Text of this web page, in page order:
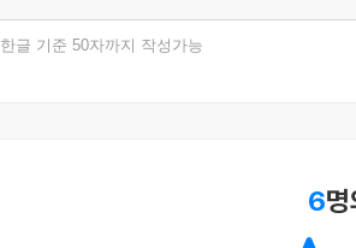
한글 기준 50자까지 작성가능
6